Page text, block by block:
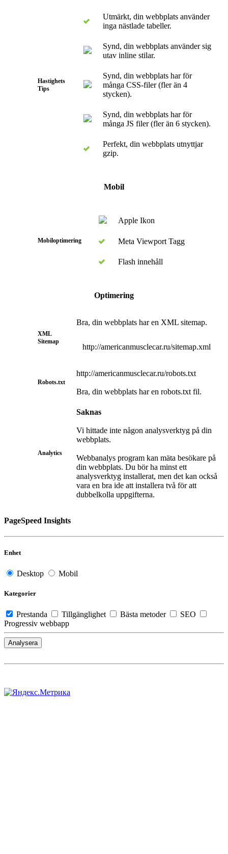
Hastighets
Tips
Utmärkt, din webbplats använder
inga nästlade tabeller.
Synd, din webbplats använder sig
utav inline stilar.
Synd, din webbplats har för
många CSS-filer (fler än 4
stycken).
Synd, din webbplats har för
många JS filer (fler än 6 stycken).
Perfekt, din webbplats utnyttjar
gzip.
Mobil
Mobiloptimering
Apple Ikon
Meta Viewport Tagg
Flash innehåll
Optimering
XML
Sitemap
Bra, din webbplats har en XML sitemap.
http://americanmusclecar.ru/sitemap.xml
Robots.txt
http://americanmusclecar.ru/robots.txt
Bra, din webbplats har en robots.txt fil.
Analytics
Saknas
Vi hittade inte någon analysverktyg på din
webbplats.
Webbanalys program kan mäta besökare på
din webbplats. Du bör ha minst ett
analysverktyg installerat, men det kan också
vara en bra ide att installera två för att
dubbelkolla uppgifterna.
PageSpeed Insights
Enhet
Desktop Mobil
Kategorier
Prestanda Tillgänglighet Bästa metoder
SEO
Progressiv webbapp
Analysera